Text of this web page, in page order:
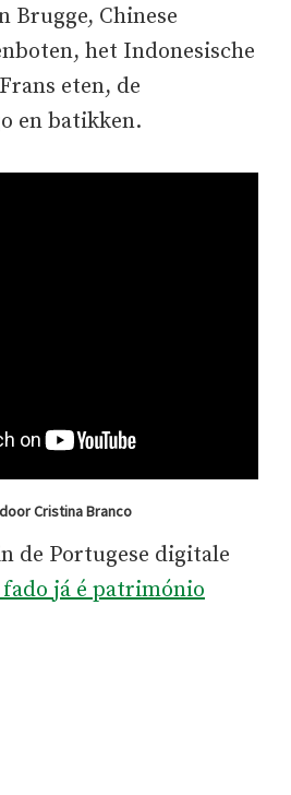
Brugge, Chinese
het Indonesische
eten, de
en batikken.
Cristina Branco
de Portugese digitale
fado já é património